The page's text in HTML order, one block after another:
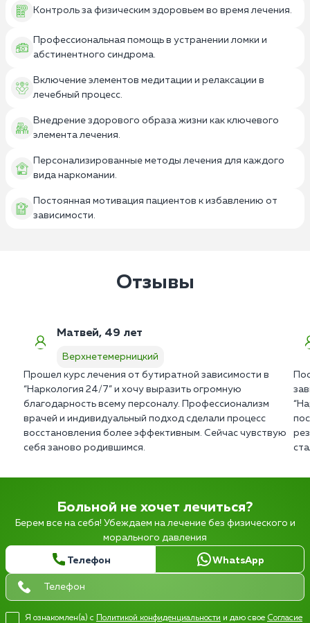
Контроль за физическим здоровьем во время лечения.
Профессиональная помощь в устранении ломки и
абстинентного синдрома.
Включение элементов медитации и релаксации в
лечебный процесс.
Внедрение здорового образа жизни как ключевого
элемента лечения.
Персонализированные методы лечения для каждого
вида наркомании.
Постоянная мотивация пациентов к избавлению от
зависимости.
Отзывы
Матвей, 49 лет
Верхнетемерницкий
Прошел курс лечения от бутиратной зависимости в
“Наркология 24/7” и хочу выразить огромную
благодарность всему персоналу. Профессионализм
врачей и индивидуальный подход сделали процесс
восстановления более эффективным. Сейчас чувствую
себя заново родившимся.
Больной не хочет лечиться?
Берем все на себя! Убеждаем на лечение без физического и
морального давления
Телефон WhatsApp
Я ознакомлен(а) с Политикой конфиденциальности и даю свое Согласие